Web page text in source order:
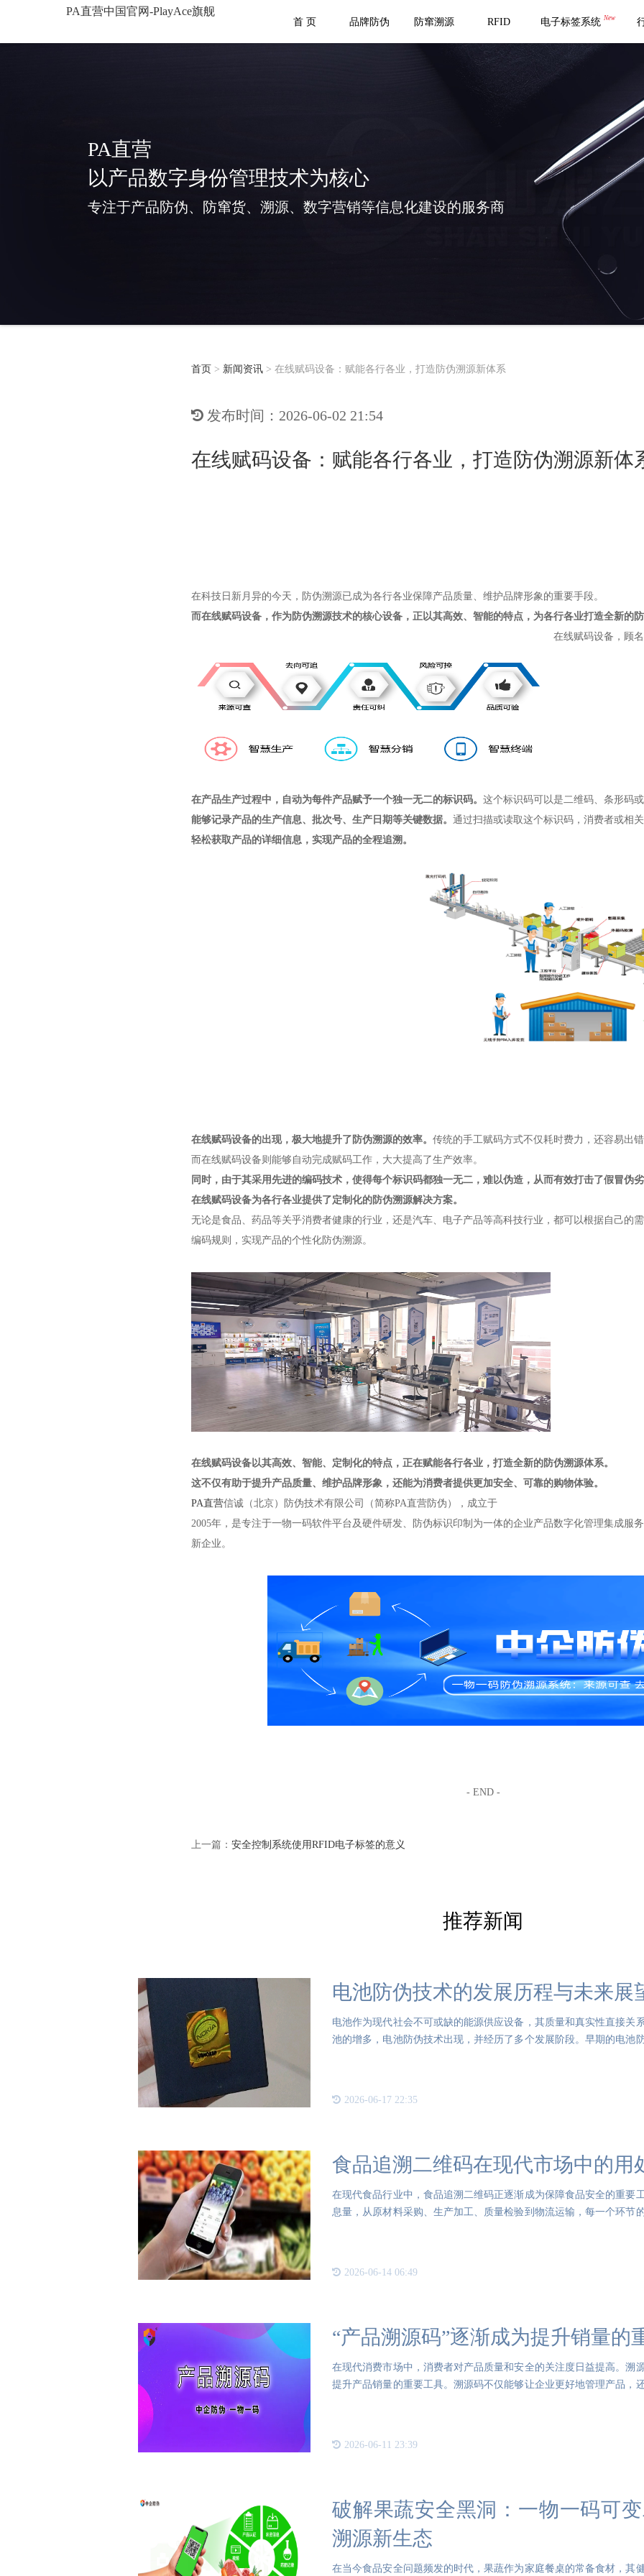
PA直营中国官网-PlayAce旗舰
首 页 品牌防伪 防窜溯源 RFID 电子标签系统 New
PA直营
以产品数字身份管理技术为核心
专注于产品防伪、防窜货、溯源、数字营销等信息化建设的服务商
首页 > 新闻资讯 > 在线赋码设备：赋能各行各业，打造防伪溯源新体系
发布时间：2026-06-02 21:54
在线赋码设备：赋能各行各业，打造防伪溯源新体
在科技日新月异的今天，防伪溯源已成为各行各业保障产品质量、维护品牌形象的重要手段。
而在线赋码设备，作为防伪溯源技术的核心设备，正以其高效、智能的特点，为各行各业打造全新的
在线赋码设备，顾
在产品生产过程中，自动为每件产品赋予一个独一无二的标识码。 这个标识码可以是二维码、条形码或
能够记录产品的生产信息、批次号、生产日期等关键数据。 通过扫描或读取这个标识码，消费者或相
轻松获取产品的详细信息，实现产品的全程追溯。
在线赋码设备的出现，极大地提升了防伪溯源的效率。 传统的手工赋码方式不仅耗时费力，还容易出
而在线赋码设备则能够自动完成赋码工作，大大提高了生产效率。
同时，由于其采用先进的编码技术，使得每个标识码都独一无二，难以伪造，从而有效打击了假冒伪
在线赋码设备为各行各业提供了定制化的防伪溯源解决方案。
无论是食品、药品等关乎消费者健康的行业，还是汽车、电子产品等高科技行业，都可以根据自己的
编码规则，实现产品的个性化防伪溯源。
在线赋码设备以其高效、智能、定制化的特点，正在赋能各行各业，打造全新的防伪溯源体系。
这不仅有助于提升产品质量、维护品牌形象，还能为消费者提供更加安全、可靠的购物体验。
PA直营信诚（北京）防伪技术有限公司（简称PA直营防伪），成立于
2005年，是专注于一物一码软件平台及硬件研发、防伪标识印制为一体的企业产品数字化管理集成服
新企业。
- END -
上一篇： 安全控制系统使用RFID电子标签的意义
推荐新闻
电池防伪技术的发展历程与未来展
电池作为现代社会不可或缺的能源供应设备，其质量和真实性直接关
池的增多，电池防伪技术出现，并经历了多个发展阶段。早期的电池
2026-06-17 22:35
食品追溯二维码在现代市场中的用
在现代食品行业中，食品追溯二维码正逐渐成为保障食品安全的重要
息量，从原材料采购、生产加工、质量检验到物流运输，每一个环节
2026-06-14 06:49
“产品溯源码”逐渐成为提升销量的
在现代消费市场中，消费者对产品质量和安全的关注度日益提高。溯
提升产品销量的重要工具。溯源码不仅能够让企业更好地管理产品，
2026-06-11 23:39
破解果蔬安全黑洞：一物一码可
溯源新生态
在当今食品安全问题频发的时代，果蔬作为家庭餐桌的常备食材，其